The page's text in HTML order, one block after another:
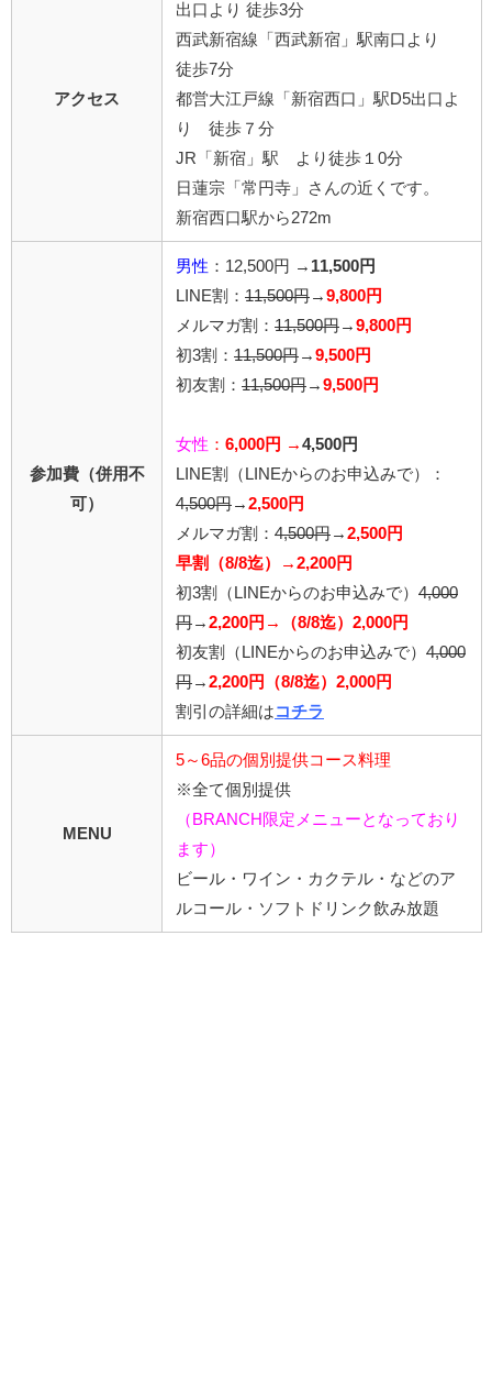
アクセス
出口より 徒歩3分
西武新宿線「西武新宿」駅南口より
徒歩7分
都営大江戸線「新宿西口」駅D5出口よ
り 徒歩７分
JR「新宿」駅 より徒歩１0分
日蓮宗「常円寺」さんの近くです。
新宿西口駅から272m
参加費（併用不
可）
男性 ：12,500円 → 11,500円
LINE割： 11,500円 → 9,800円
メルマガ割： 11,500円 → 9,800円
初3割： 11,500円 → 9,500円
初友割： 11,500円 → 9,500円
女性 ： 6,000円 → 4,500円
LINE割
（LINEからのお申込みで）
：
4,500円 → 2,500円
メルマガ割： 4,500円 → 2,500円
早割（8/8迄）→2,200円
初3割（LINEからのお申込みで） 4,000
円 → 2,200円→（8/8迄）2,000円
初友割（LINEからのお申込みで） 4,000
円 → 2,200円（8/8迄）2,000円
割引の詳細は コチラ
MENU
5～6品の個別提供コース料理
※全て個別提供
（BRANCH限定メニューとなっており
ます）
ビール・ワイン・カクテル・などのア
ルコール・ソフトドリンク飲み放題